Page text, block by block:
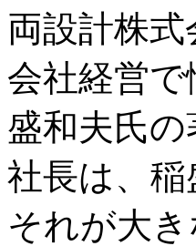
両設計株
会社経営
盛和夫氏
社長は、
それが大